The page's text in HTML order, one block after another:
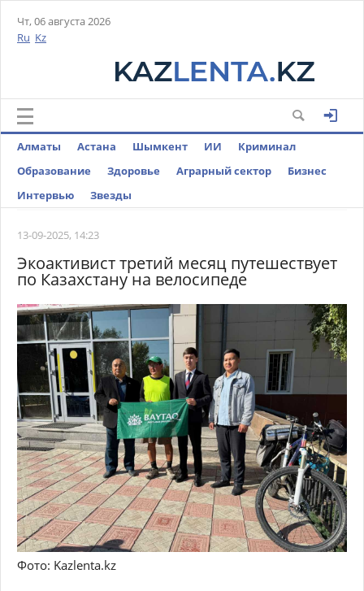
Чт, 06 августа 2026
Ru Kz
Алматы Астана Шымкент ИИ
Криминал
Образование
Здоровье Аграрный сектор
Бизнес
Интервью
Звезды
13-09-2025, 14:23
Экоактивист третий месяц путешествует
по Казахстану на велосипеде
Фото: Kazlenta.kz